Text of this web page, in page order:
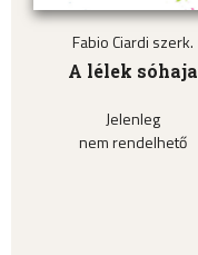
Fabio Ciardi szerk.
A lélek sóhaja
Jelenleg
nem rendelhető